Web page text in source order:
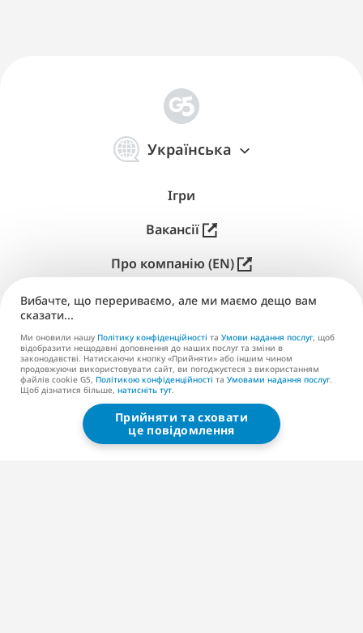
Українська
体
中
Ігри
Вакансії
Про компанію (EN)
Публікація (EN)
Підтримка
Контакти (EN)
G5 ENTERTAINMENT ®
© 2026 G5 Entertainment AB
Вибачте, що перериваємо, але ми маємо дещо вам
сказати...
Ми оновили нашу Політику конфіденційності та Умови надання послуг, щоб
відобразити нещодавні доповнення до наших послуг та зміни в
законодавстві. Натискаючи кнопку «Прийняти» або іншим чином
продовжуючи використовувати сайт, ви погоджуєтеся з використанням
файлів cookie G5, Політикою конфіденційності та Умовами надання послуг.
Щоб дізнатися більше, натисніть тут.
Прийняти та сховати
це повідомлення